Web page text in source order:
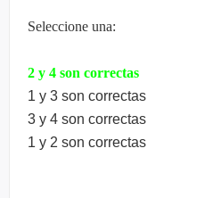
Seleccione una:
2 y 4 son correctas
1 y 3 son correctas
3 y 4 son correctas
1 y 2 son correctas